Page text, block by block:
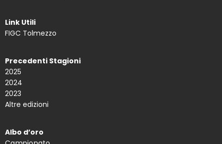
Link Utili
FIGC Tolmezzo
Precedenti Stagioni
2025
2024
2023
Altre edizioni
Albo d’oro